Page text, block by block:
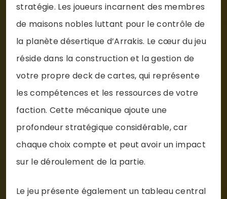
stratégie. Les joueurs incarnent des membres
de maisons nobles luttant pour le contrôle de
la planète désertique d’Arrakis. Le cœur du jeu
réside dans la construction et la gestion de
votre propre deck de cartes, qui représente
les compétences et les ressources de votre
faction. Cette mécanique ajoute une
profondeur stratégique considérable, car
chaque choix compte et peut avoir un impact
sur le déroulement de la partie.
Le jeu présente également un tableau central